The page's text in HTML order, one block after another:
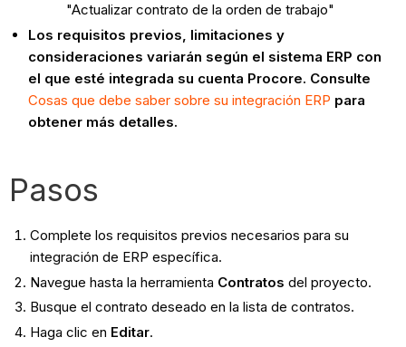
"Actualizar contrato de la orden de trabajo"
Los requisitos previos, limitaciones y
consideraciones variarán según el sistema ERP con
el que esté integrada su cuenta Procore. Consulte
Cosas que debe saber sobre su integración ERP para
obtener más detalles.
Pasos
Complete los requisitos previos necesarios para su
integración de ERP específica.
Navegue hasta la herramienta Contratos del proyecto.
Busque el contrato deseado en la lista de contratos.
Haga clic en Editar.